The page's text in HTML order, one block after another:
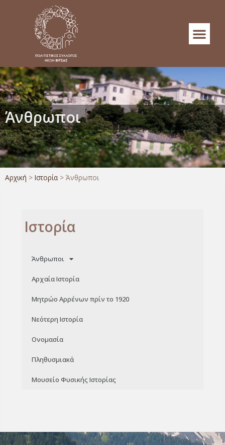
Άνθρωποι
Αρχική > Ιστορία > Άνθρωποι
Ιστορία
Άνθρωποι
Αρχαία Ιστορία
Μητρώο Αρρένων πρίν το 1920
Νεότερη Ιστορία
Ονομασία
Πληθυσμιακά
Μουσείο Φυσικής Ιστορίας